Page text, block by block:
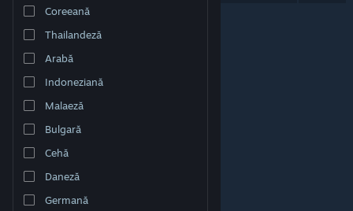
Vezi site în versiunea pentru desktop
Coreeană
Thailandeză
Arabă
Indoneziană
Malaeză
Bulgară
Cehă
Daneză
Germană